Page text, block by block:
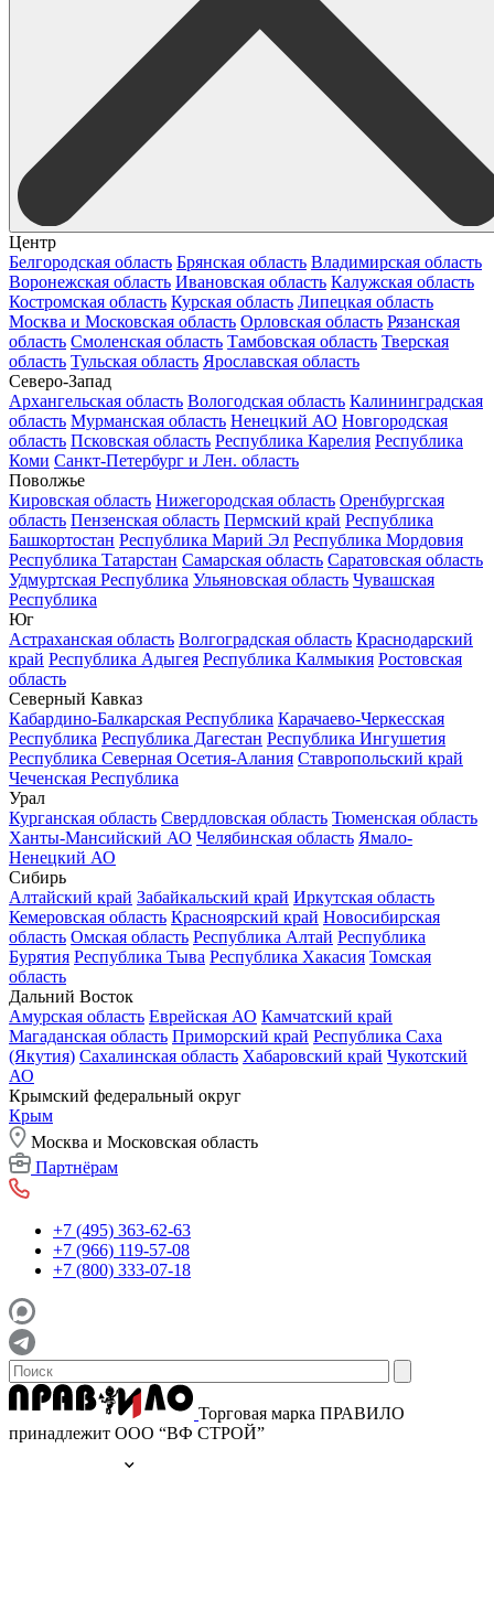
Центр
Белгородская область Брянская область Владимирская область
Воронежская область Ивановская область Калужская область
Костромская область Курская область Липецкая область
Москва и Московская область Орловская область Рязанская
область Смоленская область Тамбовская область Тверская
область Тульская область Ярославская область
Северо-Запад
Архангельская область Вологодская область Калининградская
область Мурманская область Ненецкий АО Новгородская
область Псковская область Республика Карелия Республика
Коми Санкт-Петербург и Лен. область
Поволжье
Кировская область Нижегородская область Оренбургская
область Пензенская область Пермский край Республика
Башкортостан Республика Марий Эл Республика Мордовия
Республика Татарстан Самарская область Саратовская область
Удмуртская Республика Ульяновская область Чувашская
Республика
Юг
Астраханская область Волгоградская область Краснодарский
край Республика Адыгея Республика Калмыкия Ростовская
область
Северный Кавказ
Кабардино-Балкарская Республика Карачаево-Черкесская
Республика Республика Дагестан Республика Ингушетия
Республика Северная Осетия-Алания Ставропольский край
Чеченская Республика
Урал
Курганская область Свердловская область Тюменская область
Ханты-Мансийский АО Челябинская область Ямало-
Ненецкий АО
Сибирь
Алтайский край Забайкальский край Иркутская область
Кемеровская область Красноярский край Новосибирская
область Омская область Республика Алтай Республика
Бурятия Республика Тыва Республика Хакасия Томская
область
Дальний Восток
Амурская область Еврейская АО Камчатский край
Магаданская область Приморский край Республика Саха
(Якутия) Сахалинская область Хабаровский край Чукотский
АО
Крымский федеральный округ
Крым
Москва и Московская область
Партнёрам
+7 (495) 363-62-63
+7 (966) 119-57-08
+7 (800) 333-07-18
Торговая марка ПРАВИЛО
принадлежит ООО “ВФ СТРОЙ”